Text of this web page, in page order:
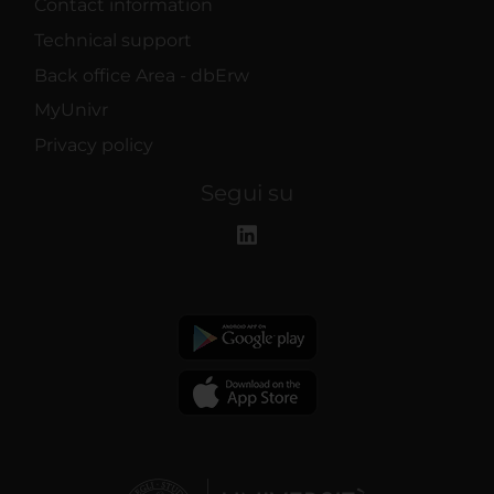
Contact information
Technical support
Back office Area - dbErw
MyUnivr
Privacy policy
Segui su